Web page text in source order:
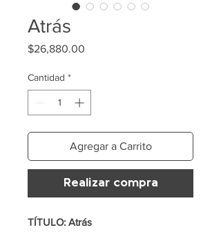
Atrás
$26,880.00
Cantidad *
Agregar a Carrito
Realizar compra
TÍTULO: Atrás